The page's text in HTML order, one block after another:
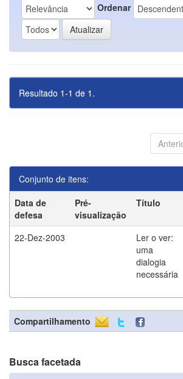
Ordenar
Resultado 1-1 de 1.
Conjunto de itens:
Data de
defesa
Pré-
visualização
Título
22-Dez-2003
Ler o ver:
uma
dialogia
necessária
Compartilhamento
Busca facetada